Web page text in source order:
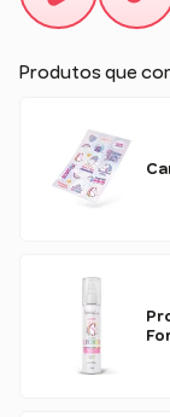
Produtos que